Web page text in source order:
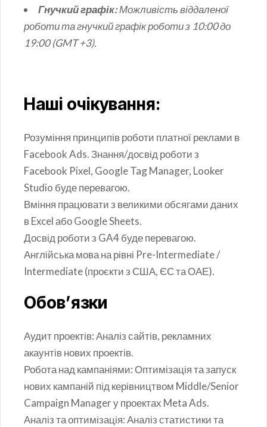
Гнучкий графік:Можливість віддаленої
роботи та гнучкий графік роботи з 10:00 до
19:00 (GMT +3).
Наші очікування:
Розуміння принципів роботи платної реклами в
Facebook Ads. Знання/досвід роботи з
Facebook Pixel, Google Tag Manager, Looker
Studio буде перевагою.
Вміння працювати з великими обсягами даних
в Excel або Google Sheets.
Досвід роботи з GA4 буде перевагою.
Англійська мова на рівні Pre-Intermediate /
Intermediate (проєкти з США, ЄС та ОАЕ).
Обов’язки
Аудит проектів: Аналіз сайтів, рекламних
акаунтів нових проектів.
Робота над кампаніями: Оптимізація та запуск
нових кампаній під керівництвом Middle/Senior
Campaign Manager у проектах Meta Ads.
Аналіз та оптимізація: Аналіз статистики та